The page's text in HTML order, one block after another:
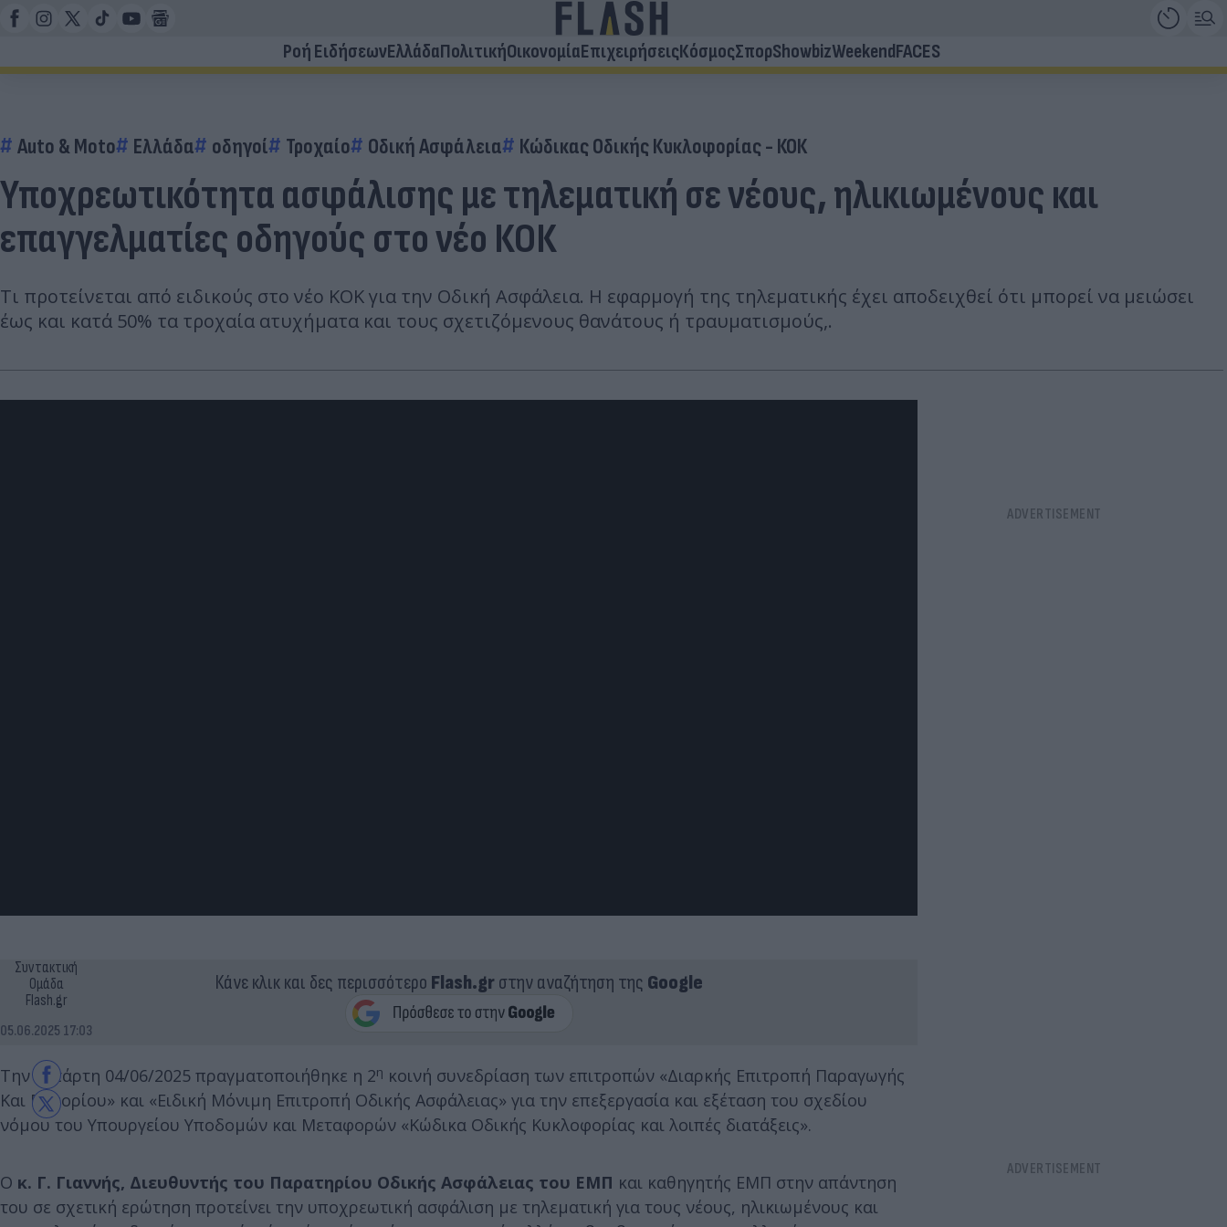
Ροή ΕιδήσεωνΕλλάδαΠολιτικήΟικονομίαΕπιχειρήσειςΚόσμοςΣπορShowbizWeekendFACES
Auto & Moto Ελλάδα οδηγοί Τροχαίο Οδική Ασφάλεια Κώδικας Οδικής Κυκλοφορίας - ΚΟΚ
Υποχρεωτικότητα ασφάλισης με τηλεματική σε νέους, ηλικιωμένους και
επαγγελματίες οδηγούς στο νέο ΚΟΚ
Τι προτείνεται από ειδικούς στο νέο ΚΟΚ για την Οδική Ασφάλεια. Η εφαρμογή της τηλεματικής έχει αποδειχθεί ότι μπορεί να μειώσει
έως και κατά 50% τα τροχαία ατυχήματα και τους σχετιζόμενους θανάτους ή τραυματισμούς,.
Συντακτική
Ομάδα
Flash.gr
05.06.2025 17:03
Κάνε κλικ και δες περισσότερο Flash.grστην αναζήτηση της Google
Την Τετάρτη 04/06/2025 πραγματοποιήθηκε η 2η κοινή συνεδρίαση των επιτροπών «Διαρκής Επιτροπή Παραγωγής
Και Εμπορίου» και «Ειδική Μόνιμη Επιτροπή Οδικής Ασφάλειας» για την επεξεργασία και εξέταση του σχεδίου
νόμου του Υπουργείου Υποδομών και Μεταφορών «Κώδικα Οδικής Κυκλοφορίας και λοιπές διατάξεις».
Ο κ. Γ. Γιαννής, Διευθυντής του Παρατηρίου Οδικής Ασφάλειας του ΕΜΠ και καθηγητής ΕΜΠ στην απάντηση
του σε σχετική ερώτηση προτείνει την υποχρεωτική ασφάλιση με τηλεματική για τους νέους, ηλικιωμένους και